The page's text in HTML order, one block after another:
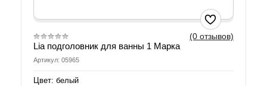
(0 отзывов)
Lia подголовник для ванны 1 Марка
Артикул: 05965
Цвет: белый